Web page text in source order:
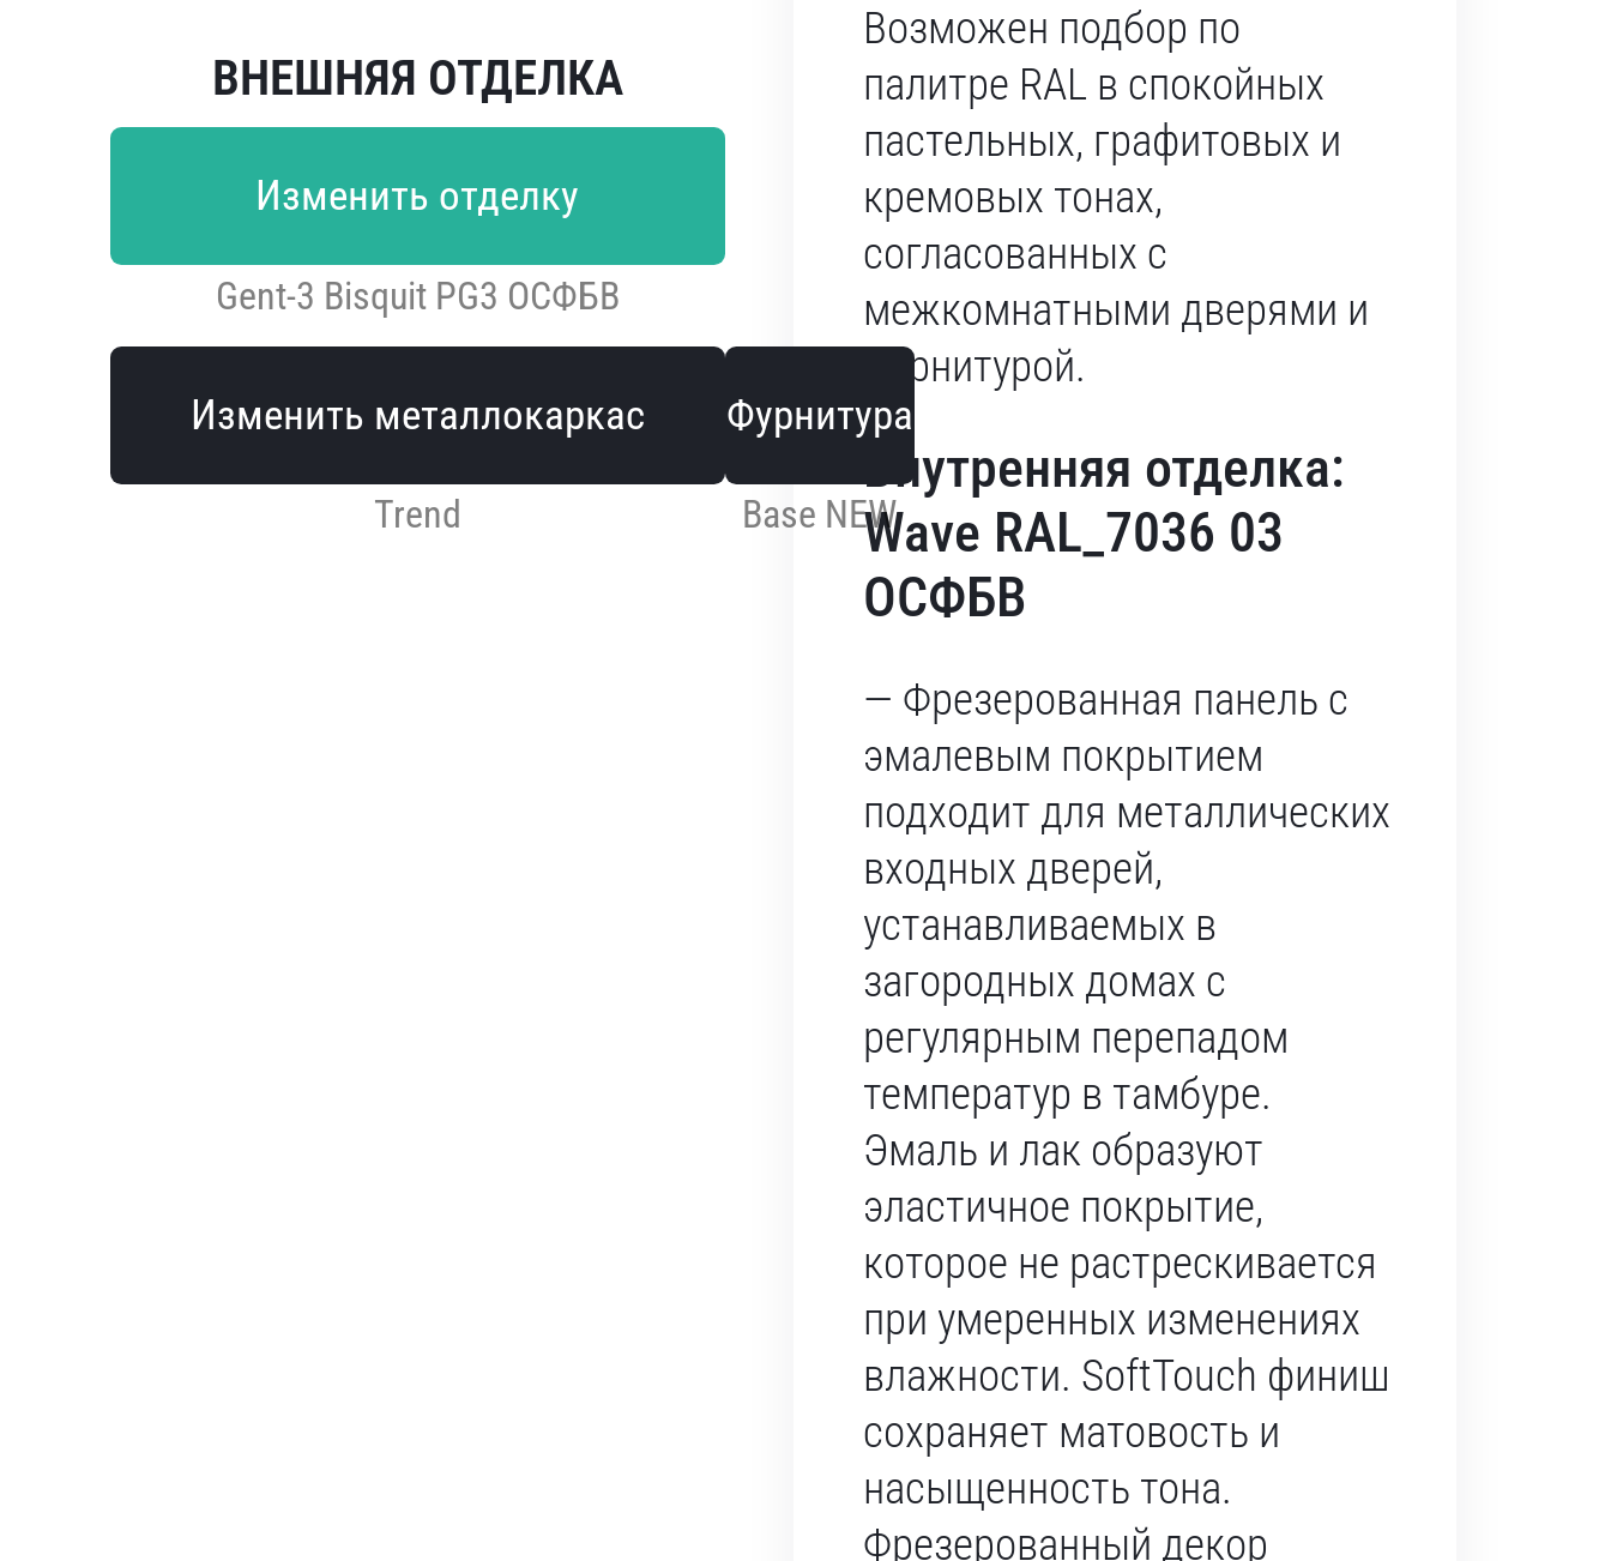
ВНЕШНЯЯ ОТДЕЛКА
Изменить отделку
Gent-3 Bisquit PG3 ОСФБВ
Изменить металлокаркас
Trend
Фурнитура
Base NEW
Возможен подбор по
палитре RAL в спокойных
пастельных, графитовых и
кремовых тонах,
согласованных с
межкомнатными дверями и
фурнитурой.
Внутренняя отделка:
Wave RAL_7036 03
ОСФБВ
— Фрезерованная панель с
эмалевым покрытием
подходит для металлических
входных дверей,
устанавливаемых в
загородных домах с
регулярным перепадом
температур в тамбуре.
Эмаль и лак образуют
эластичное покрытие,
которое не растрескивается
при умеренных изменениях
влажности. SoftTouch финиш
сохраняет матовость и
насыщенность тона.
Фрезерованный декор